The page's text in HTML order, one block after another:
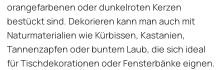
orangefarbenen oder dunkelroten Kerzen
bestückt sind. Dekorieren kann man auch mit
Naturmaterialien wie Kürbissen, Kastanien,
Tannenzapfen oder buntem Laub, die sich ideal
für Tischdekorationen oder Fensterbänke eignen.